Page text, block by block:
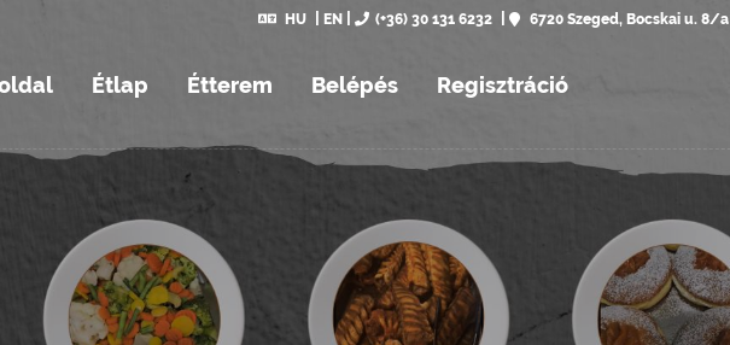
HU EN (+36) 30 131 6232 6720 Szeged, Bocskai u. 8/a
Étlap Étterem Belépés Regisztráció